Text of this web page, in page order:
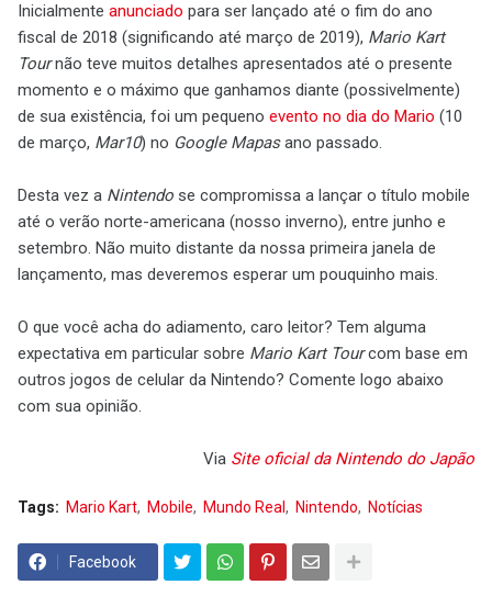
Inicialmente anunciado para ser lançado até o fim do ano
fiscal de 2018 (significando até março de 2019), Mario Kart
Tournão teve muitos detalhes apresentados até o presente
momento e o máximo que ganhamos diante (possivelmente)
de sua existência, foi um pequeno evento no dia do Mario (10
de março, Mar10) no Google Mapasano passado.
Desta vez a Nintendo se compromissa a lançar o título mobile
até o verão norte-americana (nosso inverno), entre junho e
setembro. Não muito distante da nossa primeira janela de
lançamento, mas deveremos esperar um pouquinho mais.
O que você acha do adiamento, caro leitor? Tem alguma
expectativa em particular sobre Mario Kart Tourcom base em
outros jogos de celular da Nintendo? Comente logo abaixo
com sua opinião.
Via Site oficial da Nintendo do Japão
Tags: Mario Kart Mobile Mundo Real Nintendo Notícias
Facebook